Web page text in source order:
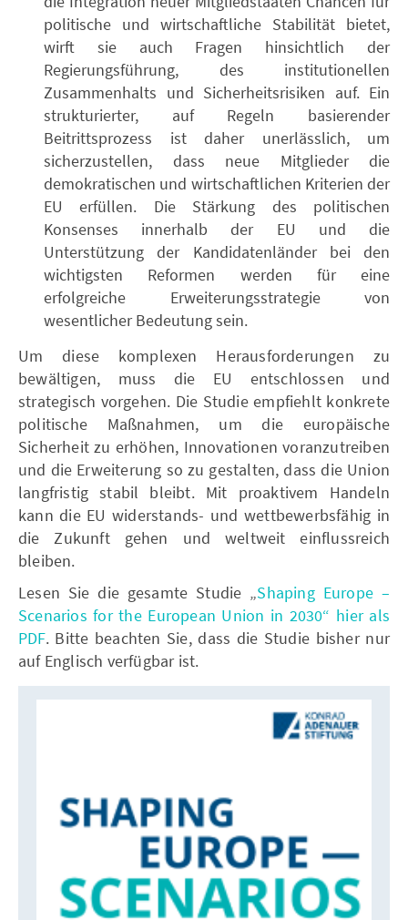
politische und wirtschaftliche Stabilität bietet,
wirft sie auch Fragen hinsichtlich der
Regierungsführung, des institutionellen
Zusammenhalts und Sicherheitsrisiken auf. Ein
strukturierter, auf Regeln basierender
Beitrittsprozess ist daher unerlässlich, um
sicherzustellen, dass neue Mitglieder die
demokratischen und wirtschaftlichen Kriterien der
EU erfüllen. Die Stärkung des politischen
Konsenses innerhalb der EU und die
Unterstützung der Kandidatenländer bei den
wichtigsten Reformen werden für eine
erfolgreiche Erweiterungsstrategie von
wesentlicher Bedeutung sein.
Um diese komplexen Herausforderungen zu
bewältigen, muss die EU entschlossen und
strategisch vorgehen. Die Studie empfiehlt konkrete
politische Maßnahmen, um die europäische
Sicherheit zu erhöhen, Innovationen voranzutreiben
und die Erweiterung so zu gestalten, dass die Union
langfristig stabil bleibt. Mit proaktivem Handeln
kann die EU widerstands- und wettbewerbsfähig in
die Zukunft gehen und weltweit einflussreich
bleiben.
Lesen Sie die gesamte Studie „Shaping Europe –
Scenarios for the European Union in 2030“ hier als
PDF. Bitte beachten Sie, dass die Studie bisher nur
auf Englisch verfügbar ist.